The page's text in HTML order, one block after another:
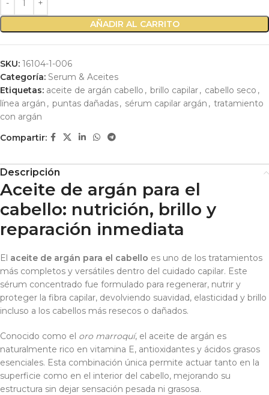
AÑADIR AL CARRITO
SKU: 16104-1-006
Categoría: Serum & Aceites
Etiquetas: aceite de argán cabello , brillo capilar, cabello seco ,
línea argán , puntas dañadas, sérum capilar argán , tratamiento
con argán
Compartir:
Descripción
Aceite de argán para el
cabello: nutrición, brillo y
reparación inmediata
El aceite de argán para el cabello es uno de los tratamientos
más completos y versátiles dentro del cuidado capilar. Este
sérum concentrado fue formulado para regenerar, nutrir y
proteger la fibra capilar, devolviendo suavidad, elasticidad y brillo
incluso a los cabellos más resecos o dañados.
Conocido como el oro marroquí, el aceite de argán es
naturalmente rico en vitamina E, antioxidantes y ácidos grasos
esenciales. Esta combinación única permite actuar tanto en la
superficie como en el interior del cabello, mejorando su
estructura sin dejar sensación pesada ni grasosa.